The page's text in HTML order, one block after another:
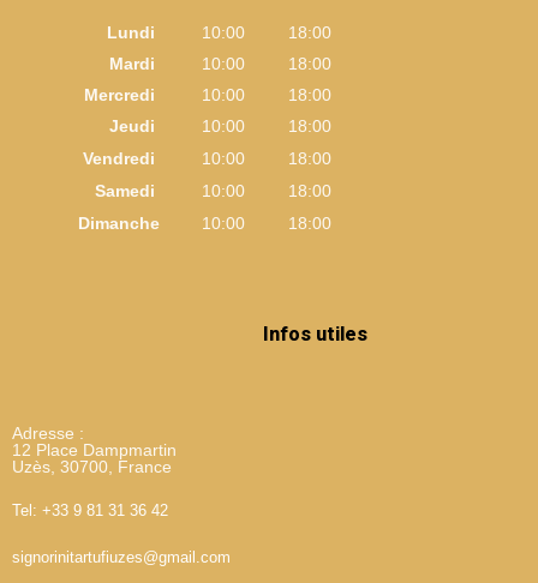
Lundi 10:00
18:00
Mardi
10:00
18:00
Mercredi
10:00
18:00
Jeudi
10:00
18:00
Vendredi
10:00
18:00
Samedi
10:00
18:00
Dimanche
10:00 18:00
Infos utiles
Adresse :
12 Place Dampmartin
Uzès, 30700, France
Tel: +33 9 81 31 36 42
signorinitartufiuzes@gmail.com